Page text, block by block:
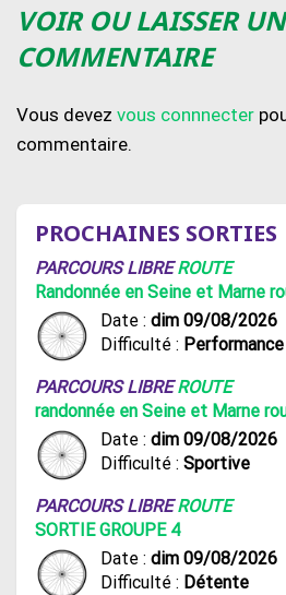
VOIR OU LAISSER UN
COMMENTAIRE
Vous devez vous connnecter
commentaire.
PROCHAINES SORTIES
PARCOURS LIBREROUTE
Randonnée en Seine et Marne
Date : dim 09/08/2026
Difficulté : Performance
PARCOURS LIBREROUTE
randonnée en Seine et Marne
Date : dim 09/08/2026
Difficulté : Sportive
PARCOURS LIBREROUTE
SORTIE GROUPE 4
Date : dim 09/08/2026
Difficulté : Détente